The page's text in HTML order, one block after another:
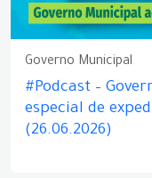
Governo Municipal
#Podcast –
especial de
(26.06.2026)